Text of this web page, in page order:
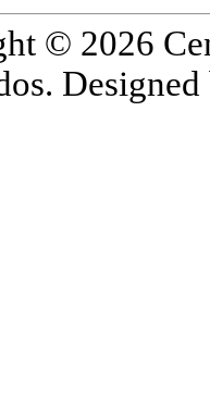
© 2026